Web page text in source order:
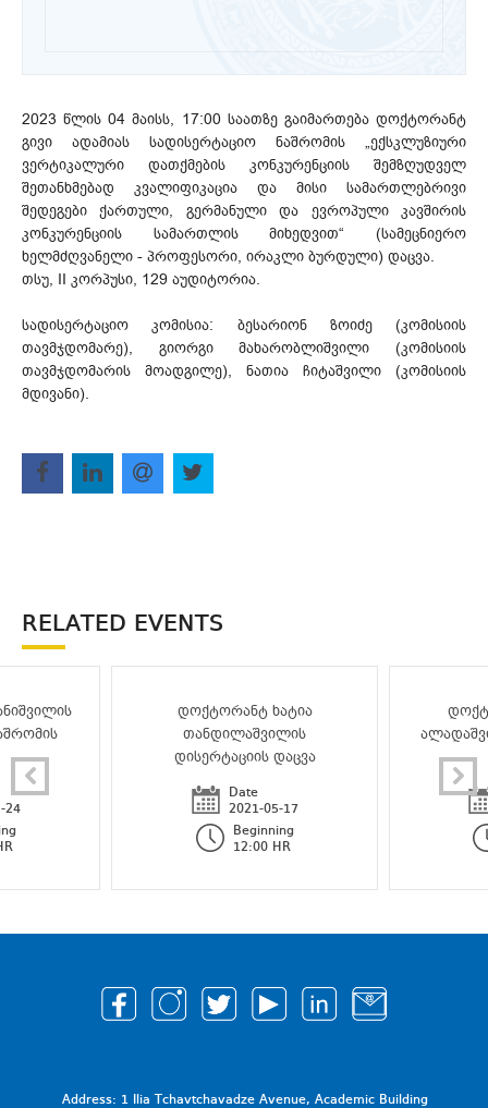
2023 წლის 04 მაისს, 17:00 საათზე გაიმართება დოქტორანტ
გივი ადამიას სადისერტაციო ნაშრომის „ექსკლუზიური
ვერტიკალური დათქმების კონკურენციის შემზღუდველ
შეთანხმებად კვალიფიკაცია და მისი სამართლებრივი
შედეგები ქართული, გერმანული და ევროპული კავშირის
კონკურენციის სამართლის მიხედვით“ (სამეცნიერო
ხელმძღვანელი - პროფესორი, ირაკლი ბურდული) დაცვა.
თსუ, II კორპუსი, 129 აუდიტორია.
სადისერტაციო კომისია: ბესარიონ ზოიძე (კომისიის
თავმჯდომარე), გიორგი მახარობლიშვილი (კომისიის
თავმჯდომარის მოადგილე), ნათია ჩიტაშვილი (კომისიის
მდივანი).
RELATED EVENTS
24
დოქტორანტ ხატია
თანდილაშვილის
დისერტაციის დაცვა
Date
2021-05-17
Beginning
12:00 HR
Address: 1 Ilia Tchavtchavadze Avenue, Academic Building